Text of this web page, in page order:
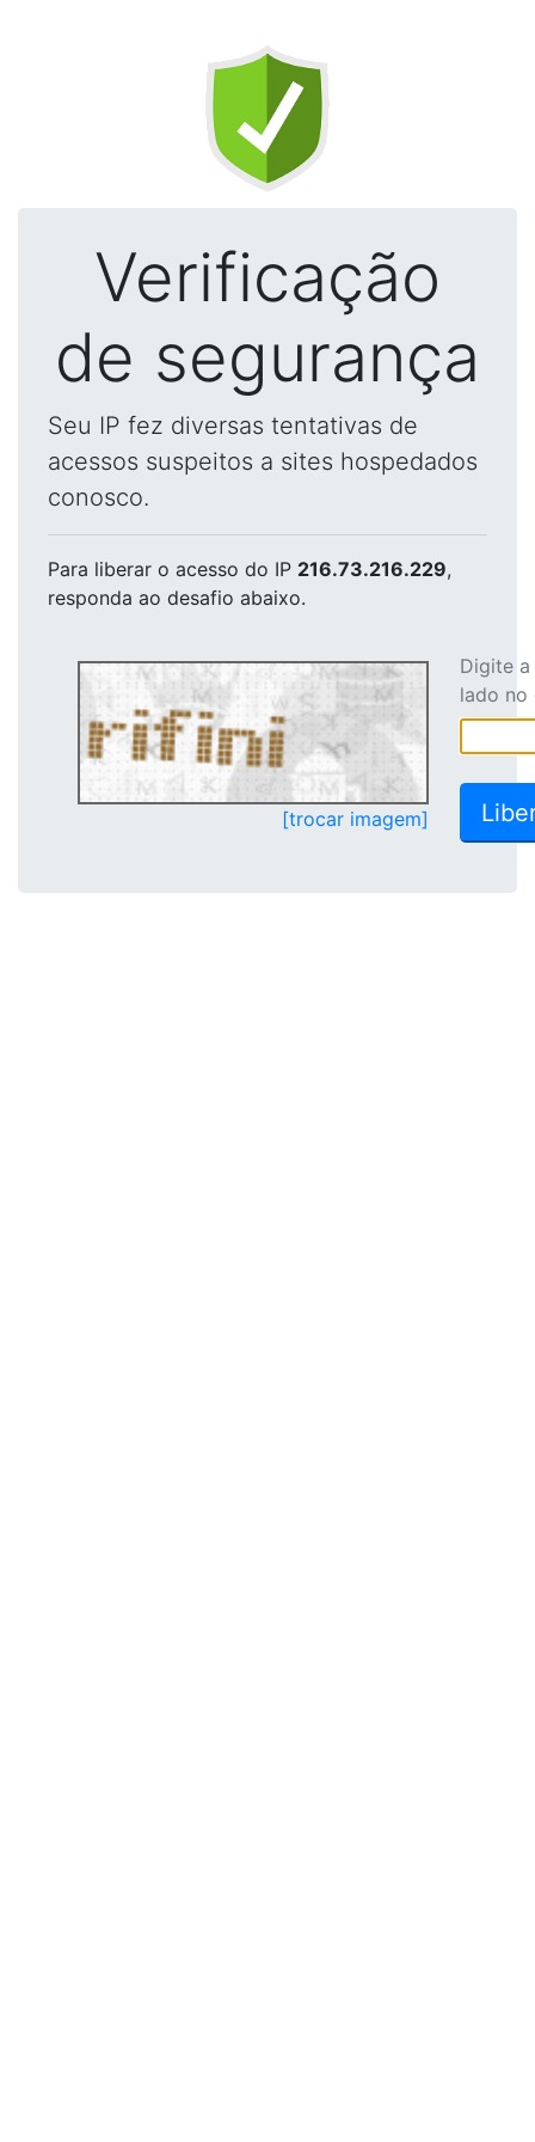
Verificação
de segurança
Seu IP fez diversas tentativas de
acessos suspeitos a sites hospedados
conosco.
Para liberar o acesso do IP 216.73.216.229,
responda ao desafio abaixo.
[trocar imagem]
Digite
lado no